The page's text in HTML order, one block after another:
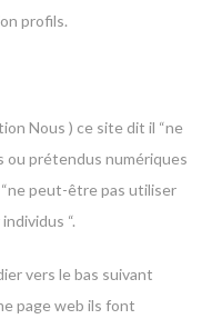
profils.
Nous ) ce site dit il “ne
prétendus numériques
peut-être pas utiliser
“.
vers le bas suivant
page web ils font